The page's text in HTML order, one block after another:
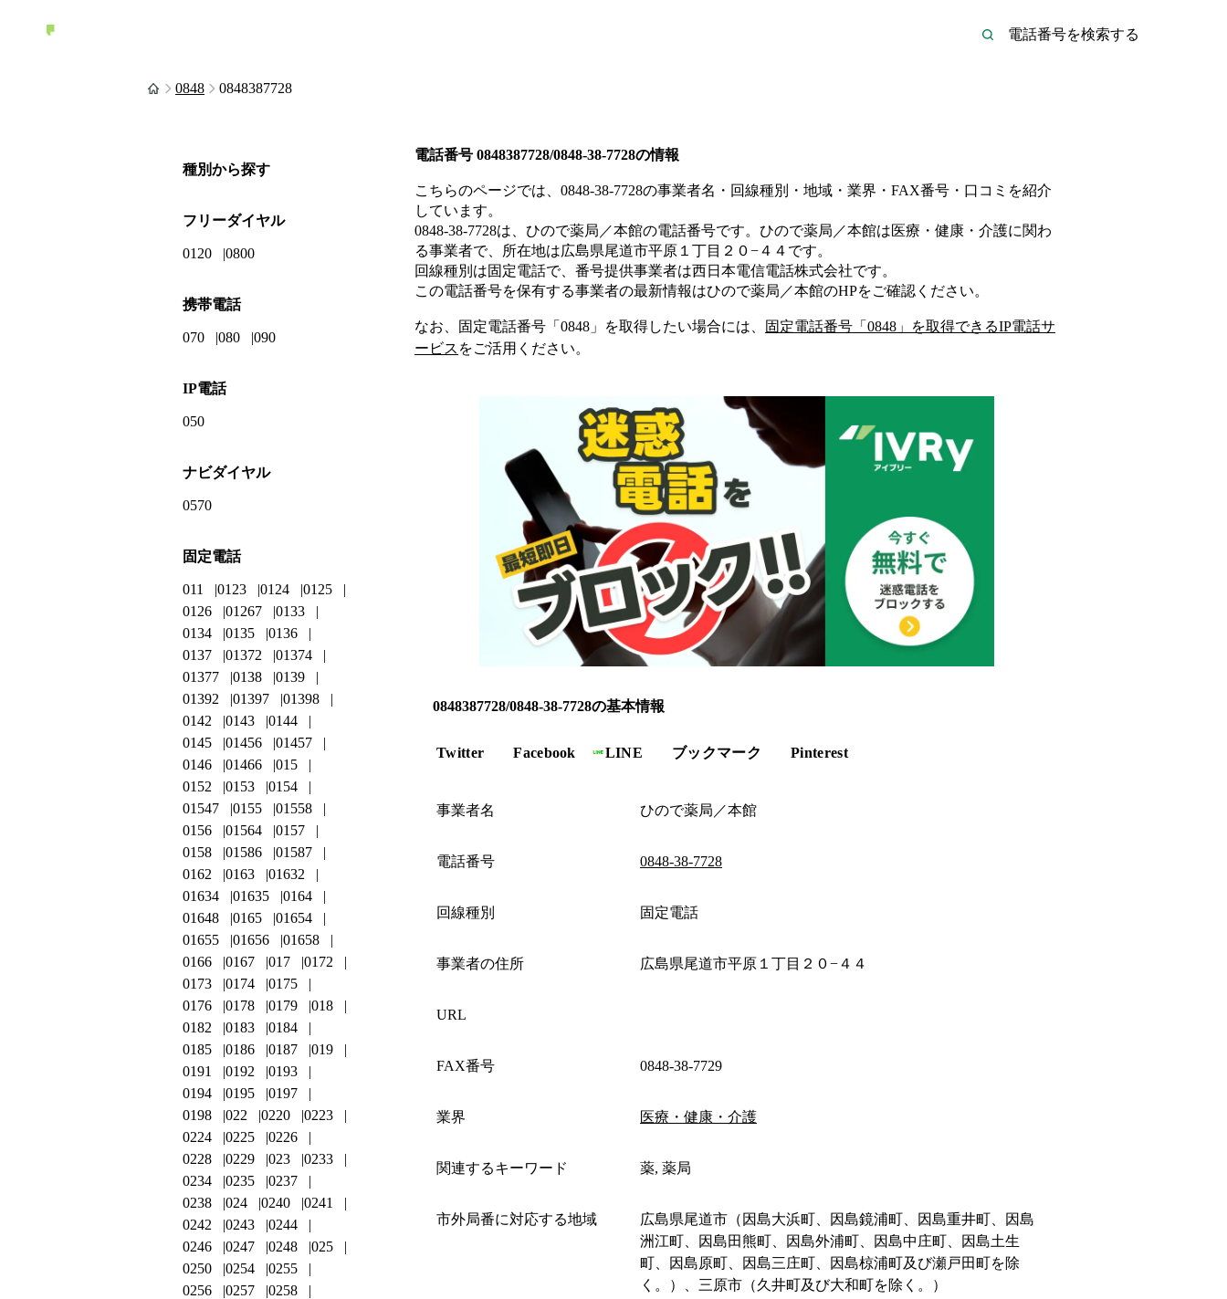
0848 0848387728
電話番号 0848387728/0848-38-7728の情報
こちらのページでは、 0848-38-7728の事業者名・回線種別・地域・業界・FAX番号・口コミを紹介
しています。
0848-38-7728は、 ひので薬局／本館の電話番号です。 ひので薬局／本館は医療・健康・介護に関わ
る事業者で、所在地は広島県尾道市平原１丁目２０−４４ です。
回線種別は固定電話で、番号提供事業者は西日本電信電話株式会社です。
この電話番号を保有する事業者の最新情報はひので薬局／本館のHPをご確認ください。
なお、固定電話番号「 0848 」を取得したい場合には、 固定電話番号「 0848 」を取得できるIP電話サ
ービス をご活用ください。
0848387728/0848-38-7728の基本情報
Twitter Facebook LINE ブックマーク Pinterest
事業者名 ひので薬局／本館
電話番号 0848-38-7728
回線種別 固定電話
事業者の住所 広島県尾道市平原１丁目２０−４４
URL
FAX番号 0848-38-7729
業界 医療・健康・介護
関連するキーワード 薬, 薬局
市外局番に対応する地域
広島県尾道市（因島大浜町、因島鏡浦町、因島重井町、因島
洲江町、因島田熊町、因島外浦町、因島中庄町、因島土生
町、因島原町、因島三庄町、因島椋浦町及び瀬戸田町を除
く。）、三原市（久井町及び大和町を除く。）
種別から探す
フリーダイヤル
0120 0800
携帯電話
070 080 090
IP電話
050
ナビダイヤル
0570
固定電話
011 0123 0124
0125
0126
01267
0133
0134
0135
0136
0137
01372
01374
01377
0138
0139
01392
01397
01398
0142
0143
0144
0145
01456
01457
0146
01466
015
0152
0153
0154
01547
0155
01558
0156
01564
0157
0158
01586
01587
0162
0163
01632
01634
01635
0164
01648
0165
01654
01655
01656
01658
0166
0167 017
0172
0173
0174
0175
0176
0178 0179
018
0182
0183
0184
0185
0186 0187
019
0191
0192
0193
0194
0195
0197
0198
022 0220
0223
0224
0225
0226
0228
0229 023
0233
0234
0235
0237
0238
024 0240
0241
0242
0243
0244
0246
0247 0248
025
0250
0254
0255
0256
0257
0258